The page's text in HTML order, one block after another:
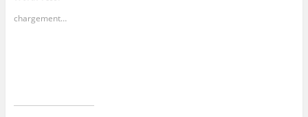
chargement…